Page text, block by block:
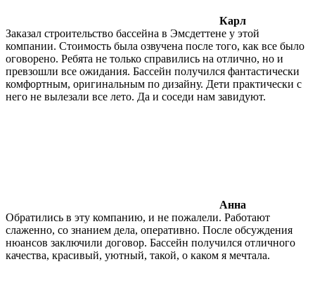
Карл
Заказал строительство бассейна в Эмсдеттене у этой
компании. Стоимость была озвучена после того, как все было
оговорено. Ребята не только справились на отлично, но и
превзошли все ожидания. Бассейн получился фантастически
комфортным, оригинальным по дизайну. Дети практически с
него не вылезали все лето. Да и соседи нам завидуют.
Анна
Обратились в эту компанию, и не пожалели. Работают
слаженно, со знанием дела, оперативно. После обсуждения
нюансов заключили договор. Бассейн получился отличного
качества, красивый, уютный, такой, о каком я мечтала.